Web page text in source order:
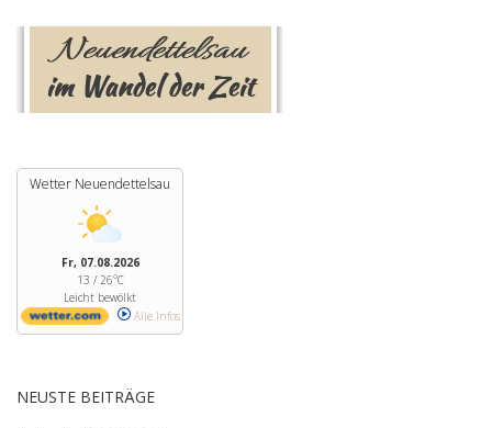
Wetter Neuendettelsau
Fr, 07.08.2026
13 / 26°C
Leicht bewölkt
Alle Infos
NEUSTE BEITRÄGE